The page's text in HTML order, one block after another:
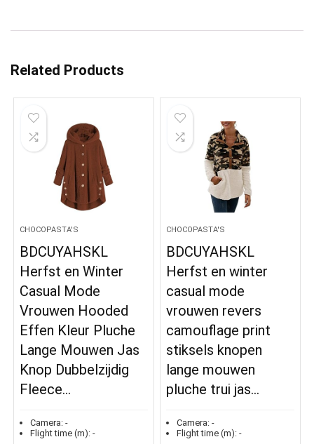
Related Products
CHOCOPASTA'S
BDCUYAHSKL
Herfst en Winter
Casual Mode
Vrouwen Hooded
Effen Kleur Pluche
Lange Mouwen Jas
Knop Dubbelzijdig
Fleece…
Camera: -
Flight time (m): -
CHOCOPASTA'S
BDCUYAHSKL
Herfst en winter
casual mode
vrouwen revers
camouflage print
stiksels knopen
lange mouwen
pluche trui jas…
Camera: -
Flight time (m): -